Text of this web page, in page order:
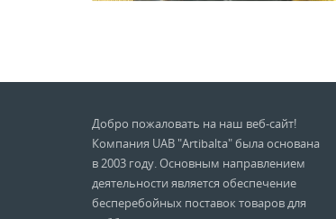
Добро пожаловать на наш веб-сайт!
Компания UAB "Artibalta" была основана
в 2003 году. Основным направлением
деятельности является обеспечение
бесперебойных поставок товаров для